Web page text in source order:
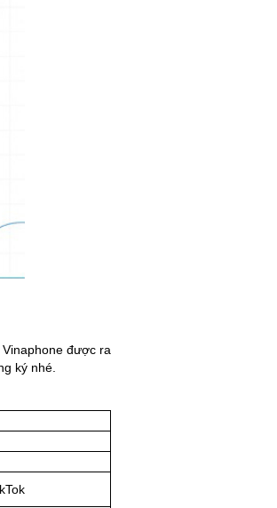
được ra
ký nhé.